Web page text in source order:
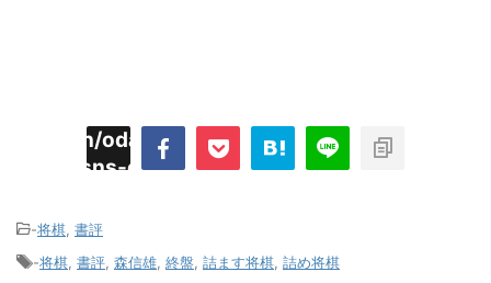
odaiji.com/public_html/blog/wp-
sns-count-cache/sns-count-
-将棋 書評
-将棋 書評 森信雄 終盤 詰ます将棋 詰め将棋